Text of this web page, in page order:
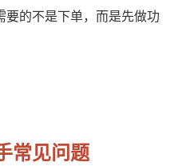
的不是下单，而是先做功
常见问题